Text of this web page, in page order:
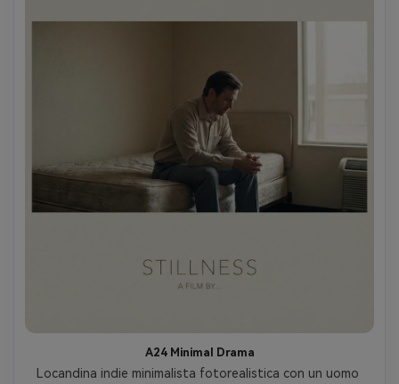
A24 Minimal Drama
Locandina indie minimalista fotorealistica con un uomo